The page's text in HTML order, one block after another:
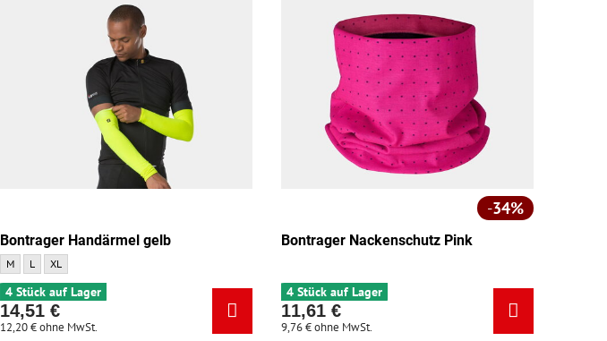
Bontrager Handärmel gelb
Bontrager Handärmel gelb - Größe:
M Bontrager Handärmel gelb - Größe:
L Bontrager Handärmel gelb - Größe:
XL
4 Stück auf Lager
14,51 €
12,20 €ohne MwSt.
34%
Bontrager Nackenschutz Pink
4 Stück auf Lager
11,61 €
9,76 €ohne MwSt.